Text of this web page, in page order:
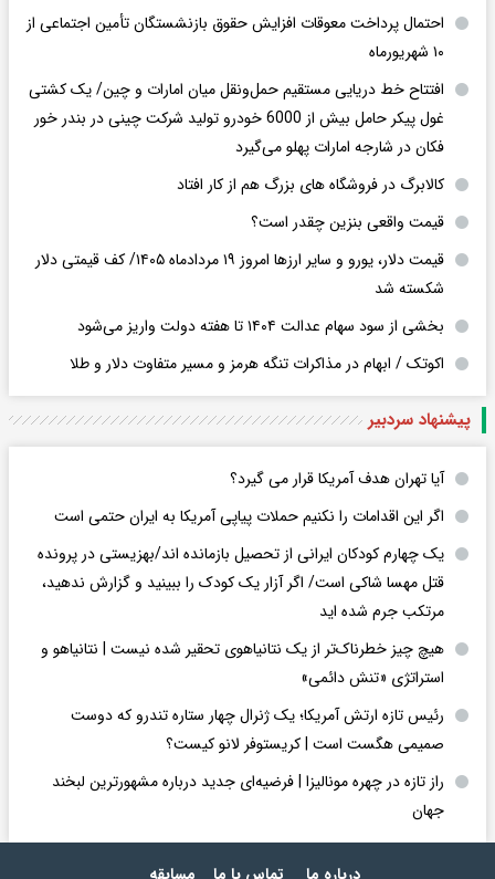
احتمال پرداخت معوقات افزایش حقوق بازنشستگان تأمین اجتماعی از
۱۰ شهریورماه
افتتاح خط دریایی مستقیم حمل‌ونقل میان امارات و چین/ یک کشتی
غول پیکر حامل بیش از 6000 خودرو تولید شرکت چینی در بندر خور
فکان در شارجه امارات پهلو می‌گیرد
کالابرگ در فروشگاه های بزرگ هم از کار افتاد
قیمت واقعی بنزین چقدر است؟
قیمت دلار، یورو و سایر ارزها امروز ۱۹ مردادماه ۱۴۰۵/ کف قیمتی دلار
شکسته شد
بخشی از سود سهام عدالت ۱۴۰۴ تا هفته دولت واریز می‌شود
اکوتک / ابهام در مذاکرات تنگه هرمز و مسیر متفاوت دلار و طلا
پیشنهاد سردبیر
آیا تهران هدف آمریکا قرار می گیرد؟
اگر این اقدامات را نکنیم حملات پیاپی آمریکا به ایران حتمی است
یک چهارم کودکان ایرانی از تحصیل بازمانده اند/بهزیستی در پرونده
قتل مهسا شاکی است/ اگر آزار یک کودک را ببینید و گزارش ندهید،
مرتکب جرم شده اید
هیچ چیز خطرناک‌تر از یک نتانیاهوی تحقیر شده نیست | نتانیاهو و
استراتژی «تنش دائمی»
رئیس تازه ارتش آمریکا؛ یک ژنرال چهار ستاره تندرو که دوست
صمیمی هگست است | کریستوفر لانو کیست؟
راز تازه در چهره مونالیزا | فرضیه‌ای جدید درباره مشهورترین لبخند
جهان